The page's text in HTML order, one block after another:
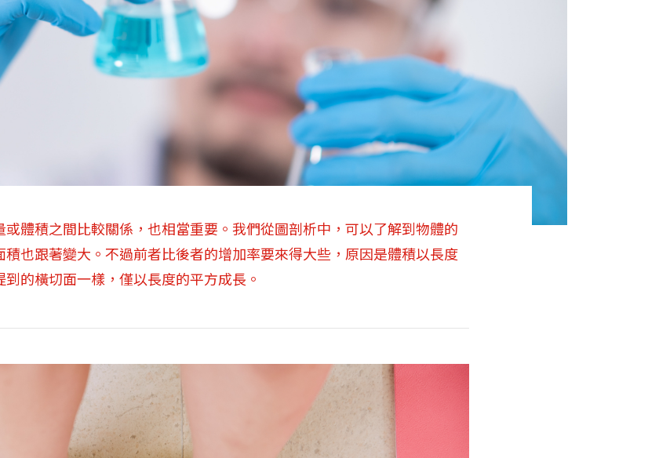
體積之間比較關係，也相當重要。我們從圖剖析中，可以了解到物體的
也跟著變大。不過前者比後者的增加率要來得大些，原因是體積以長度
的橫切面一樣，僅以長度的平方成長。